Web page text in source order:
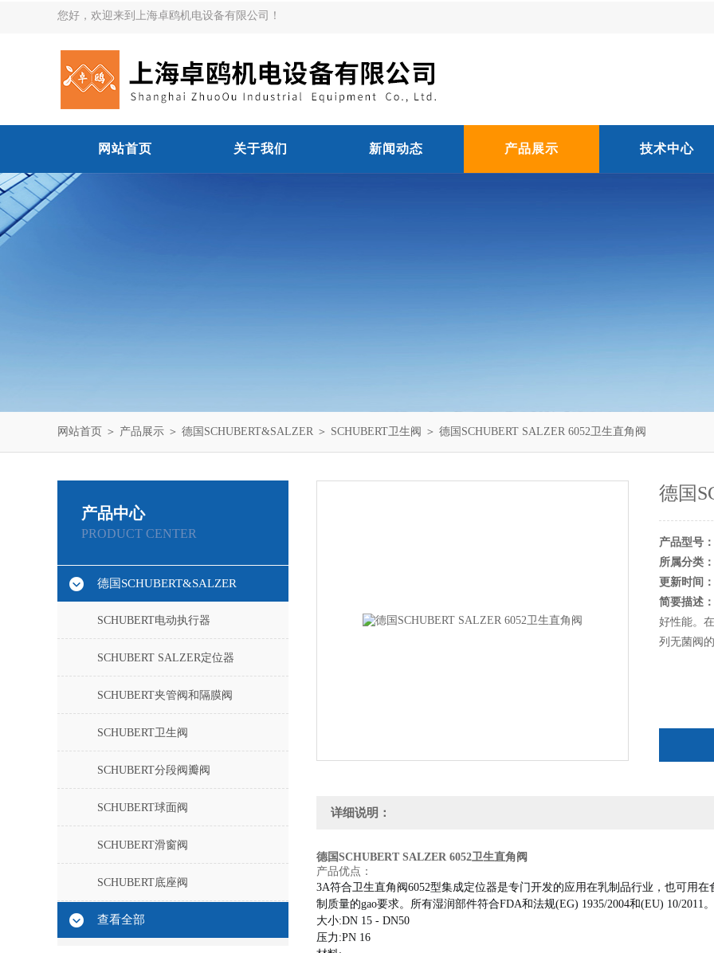
您好，欢迎来到上海卓鸥机电设备有限公司！
网站首页 关于我们 新闻动态 产品展示 技术中心
网站首页 ＞ 产品展示 ＞ 德国SCHUBERT&SALZER ＞ SCHUBERT卫生阀 ＞ 德国SCHUBERT SALZER 6052卫生直角阀
产品中心
PRODUCT CENTER
德国SCHUBERT&SALZER
SCHUBERT电动执行器
SCHUBERT SALZER定位器
SCHUBERT夹管阀和隔膜阀
SCHUBERT卫生阀
SCHUBERT分段阀瓣阀
SCHUBERT球面阀
SCHUBERT滑窗阀
SCHUBERT底座阀
查看全部
德国
产品型号：
所属分类：
更新时间：
简要描述：
好性能。
列无菌阀
详细说明：
德国SCHUBERT SALZER 6052卫生直角阀
产品优点：
3A符合卫生直角阀6052型集成定位器是专门开发的应用在乳制品行业，也可用在
制质量的gao要求。 所有湿润部件符合FDA和法规(EG) 1935/2004和(EU) 10/2011。
大小:DN 15 - DN50
压力:PN 16